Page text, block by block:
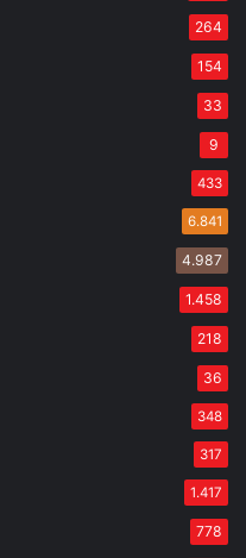
264
154
33
9
433
6.841
4.987
1.458
218
36
348
317
1.417
778